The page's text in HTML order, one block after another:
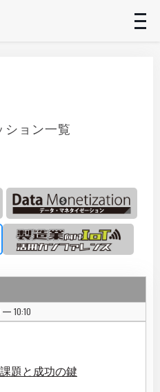
ション一覧
| 10:10
題と成功の鍵